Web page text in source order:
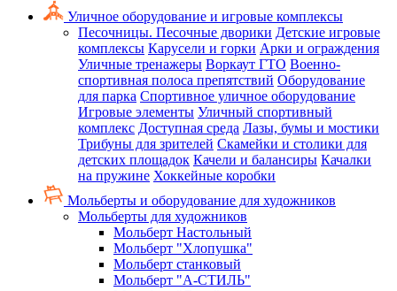
Уличное оборудование и игровые комплексы
Песочницы. Песочные дворики Детские игровые
комплексы Карусели и горки Арки и ограждения
Уличные тренажеры Воркаут ГТО Военно-
спортивная полоса препятствий Оборудование
для парка Спортивное уличное оборудование
Игровые элементы Уличный спортивный
комплекс Доступная среда Лазы, бумы и мостики
Трибуны для зрителей Скамейки и столики для
детских площадок Качели и балансиры Качалки
на пружине Хоккейные коробки
Мольберты и оборудование для художников
Мольберты для художников
Мольберт Настольный
Мольберт "Хлопушка"
Мольберт станковый
Мольберт "А-СТИЛЬ"